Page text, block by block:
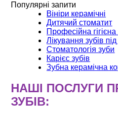
Популярні запити
Вініри керамічні
Дитячий стоматит
Професійна гігієна
Лікування зубів
Стоматологія зуби
Карієс зубів
Зубна керамічна
НАШІ ПОСЛУГИ
ЗУБІВ: